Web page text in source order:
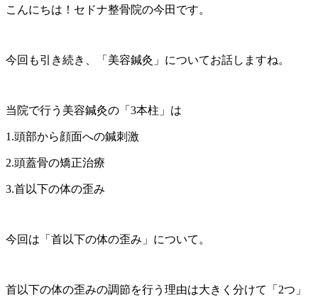
こんにちは！セドナ整骨院の今田です。
今回も引き続き、「美容鍼灸」についてお話しますね。
当院で行う美容鍼灸の「3本柱」は
1.頭部から顔面への鍼刺激
2.頭蓋骨の矯正治療
3.首以下の体の歪み
今回は「首以下の体の歪み」について。
首以下の体の歪みの調節を行う理由は大きく分けて「2つ」